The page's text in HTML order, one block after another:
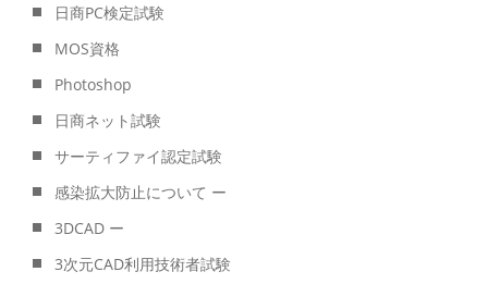
日商PC検定試験
MOS資格
Photoshop
日商ネット試験
サーティファイ認定試験
感染拡大防止について ー
3DCAD ー
3次元CAD利用技術者試験